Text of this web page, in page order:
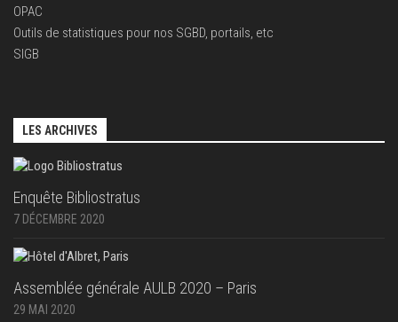
OPAC
Outils de statistiques pour nos SGBD, portails, etc
SIGB
LES ARCHIVES
Enquête Bibliostratus
7 DÉCEMBRE 2020
Assemblée générale AULB 2020 – Paris
29 MAI 2020